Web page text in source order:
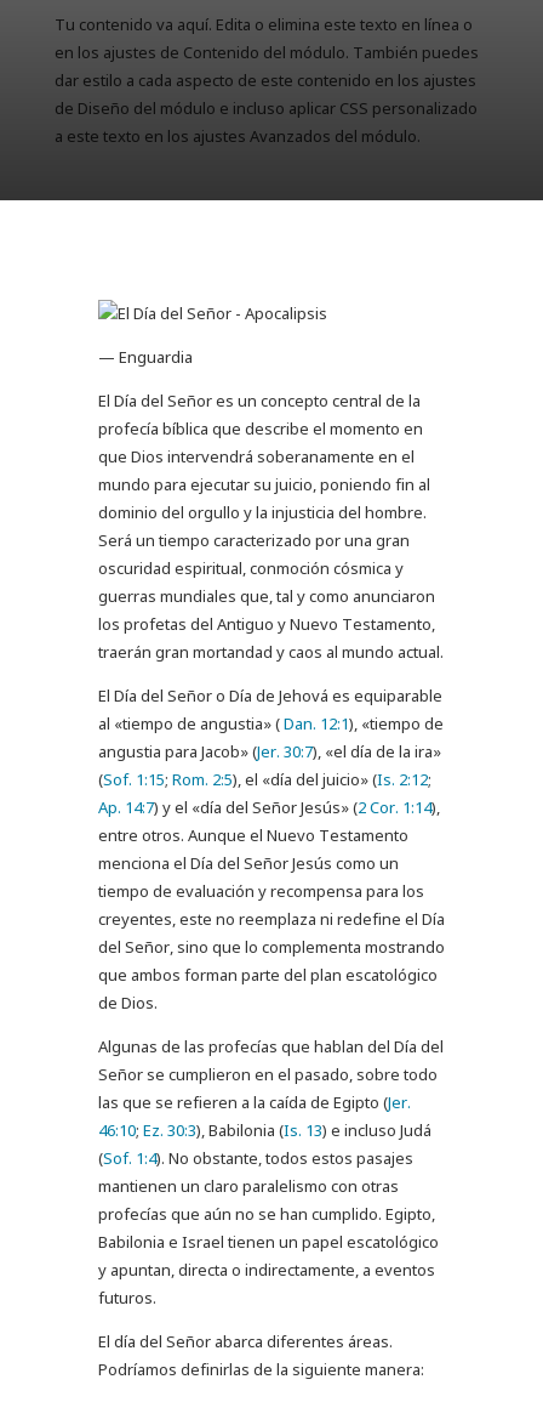
Tu contenido va aquí. Edita o elimina este texto en línea o
en los ajustes de Contenido del módulo. También puedes
dar estilo a cada aspecto de este contenido en los ajustes
de Diseño del módulo e incluso aplicar CSS personalizado
a este texto en los ajustes Avanzados del módulo.
— Enguardia
El Día del Señor es un concepto central de la
profecía bíblica que describe el momento en
que Dios intervendrá soberanamente en el
mundo para ejecutar su juicio, poniendo fin al
dominio del orgullo y la injusticia del hombre.
Será un tiempo caracterizado por una gran
oscuridad espiritual, conmoción cósmica y
guerras mundiales que, tal y como anunciaron
los profetas del Antiguo y Nuevo Testamento,
traerán gran mortandad y caos al mundo actual.
El Día del Señor o Día de Jehová es equiparable
al «tiempo de angustia» (Dan. 12:1), «tiempo de
angustia para Jacob» (Jer. 30:7), «el día de la ira»
(Sof. 1:15; Rom. 2:5), el «día del juicio» (Is. 2:12;
Ap. 14:7) y el «día del Señor Jesús» (2 Cor. 1:14),
entre otros. Aunque el Nuevo Testamento
menciona el Día del Señor Jesús como un
tiempo de evaluación y recompensa para los
creyentes, este no reemplaza ni redefine el Día
del Señor, sino que lo complementa mostrando
que ambos forman parte del plan escatológico
de Dios.
Algunas de las profecías que hablan del Día del
Señor se cumplieron en el pasado, sobre todo
las que se refieren a la caída de Egipto (Jer.
46:10; Ez. 30:3), Babilonia (Is. 13) e incluso Judá
(Sof. 1:4). No obstante, todos estos pasajes
mantienen un claro paralelismo con otras
profecías que aún no se han cumplido. Egipto,
Babilonia e Israel tienen un papel escatológico
y apuntan, directa o indirectamente, a eventos
futuros.
El día del Señor abarca diferentes áreas.
Podríamos definirlas de la siguiente manera: